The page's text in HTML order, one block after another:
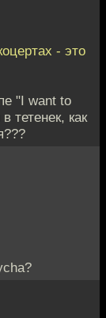
- это
"I want to
тетенек, как